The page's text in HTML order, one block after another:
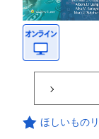
ほしいもの